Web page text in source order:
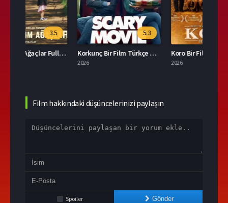
5.3
Korkunç Bir Film Türkçe Dublaj İzle
6.9
Koro Bir Filmi İzle
Film hakkındaki düşüncelerinizi paylaşın
Spoiler Gönder